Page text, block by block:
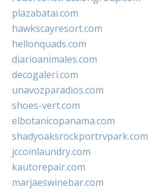
plazabatai.com
hawkscayresort.com
hellonquads.com
diarioanimales.com
decogaleri.com
unavozparadios.com
shoes-vert.com
elbotanicopanama.com
shadyoaksrockportrvpark.com
jccoinlaundry.com
kautorepair.com
marjaeswinebar.com